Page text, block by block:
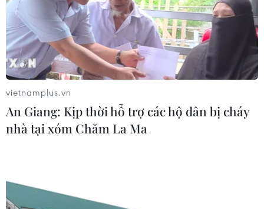
vietnamplus.vn
An Giang: Kịp thời hỗ trợ các hộ dân bị cháy
nhà tại xóm Chăm La Ma